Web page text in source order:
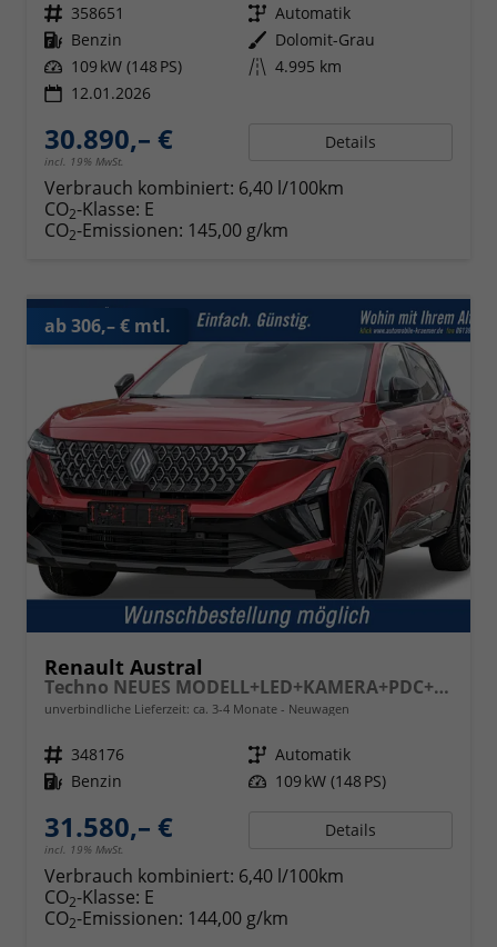
Fahrzeugnr. 358651 Getriebe Automatik
Kraftstoff Benzin Außenfarbe Dolomit-Grau
Leistung 109 kW (148 PS) Kilometerstand 4.995 km
12.01.2026
30.890,– €
incl. 19% MwSt.
Details
Verbrauch kombiniert: 6,40 l/100km
CO2-Klasse: E
CO2-Emissionen: 145,00 g/km
ab 306,– € mtl.
Renault Austral
Techno NEUES MODELL+LED+KAMERA+PDC+19 LM
unverbindliche Lieferzeit: ca. 3-4 Monate Neuwagen
Fahrzeugnr. 348176 Getriebe Automatik
Kraftstoff Benzin Leistung 109 kW (148 PS)
31.580,– €
incl. 19% MwSt.
Details
Verbrauch kombiniert: 6,40 l/100km
CO2-Klasse: E
CO2-Emissionen: 144,00 g/km